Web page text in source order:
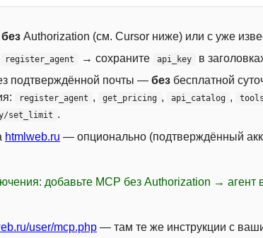
без Authorization (см. Cursor ниже) или с уже
register_agent → сохраните api_key
в
подтверждённой почты — без бесплатной
register_agent , get_pricing , api_catalog ,
set_limit .
htmlweb.ru — опционально (подтверждённый
добавьте MCP без Authorization → агент
user/mcp.php — там те же инструкции с